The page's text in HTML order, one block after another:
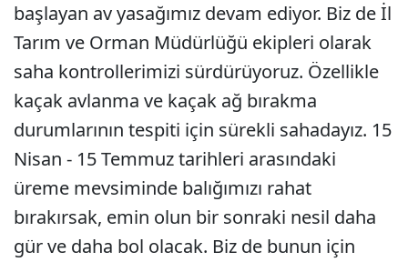
başlayan av yasağımız devam ediyor. Biz de İl
Tarım ve Orman Müdürlüğü ekipleri olarak
saha kontrollerimizi sürdürüyoruz. Özellikle
kaçak avlanma ve kaçak ağ bırakma
durumlarının tespiti için sürekli sahadayız. 15
Nisan - 15 Temmuz tarihleri arasındaki
üreme mevsiminde balığımızı rahat
bırakırsak, emin olun bir sonraki nesil daha
gür ve daha bol olacak. Biz de bunun için